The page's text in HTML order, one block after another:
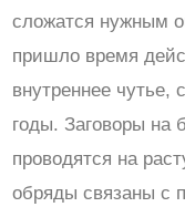
сложатся нужным
пришло время
внутреннее чутье,
годы. Заговоры
проводятся на
обряды связаны с